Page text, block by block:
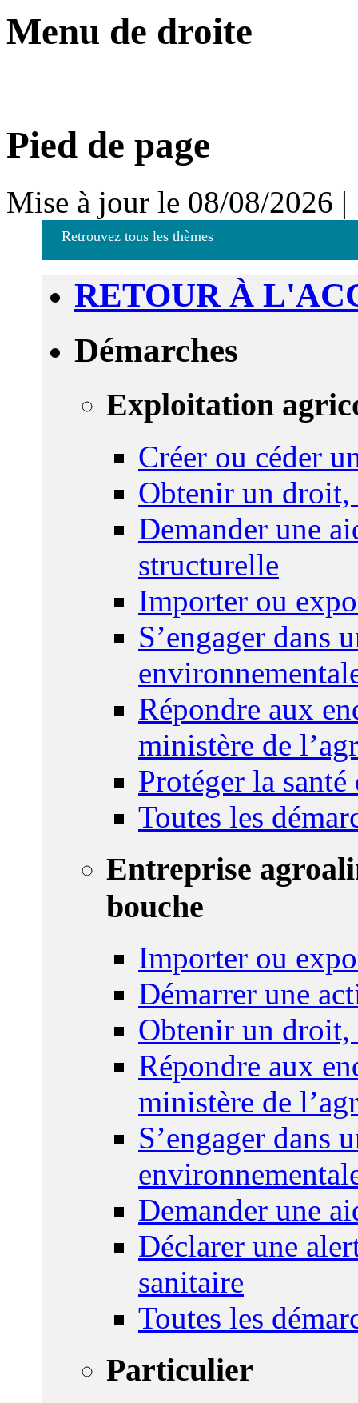
Menu de droite
Pied de page
Mise à jour le 08/08/2026 |
Retrouvez tous les thèmes
RETOUR À
Démarches
Exploitation
Créer ou céder
Obtenir un droit,
Demander une
structurelle
Importer ou
S’engager dans
Répondre aux
ministère de
Protéger la
Toutes les
Entreprise
bouche
Importer ou
Démarrer une
Obtenir un droit,
Répondre aux
ministère de
S’engager dans
Demander une
Déclarer une
sanitaire
Toutes les
Particulier